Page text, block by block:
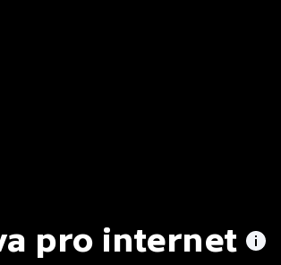
pro internet